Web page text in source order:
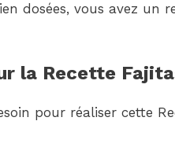
dosées, vous avez un
la Recette
pour réaliser cette